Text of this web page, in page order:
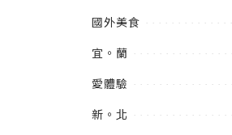
國外美食
宜。蘭
愛體驗
新。北